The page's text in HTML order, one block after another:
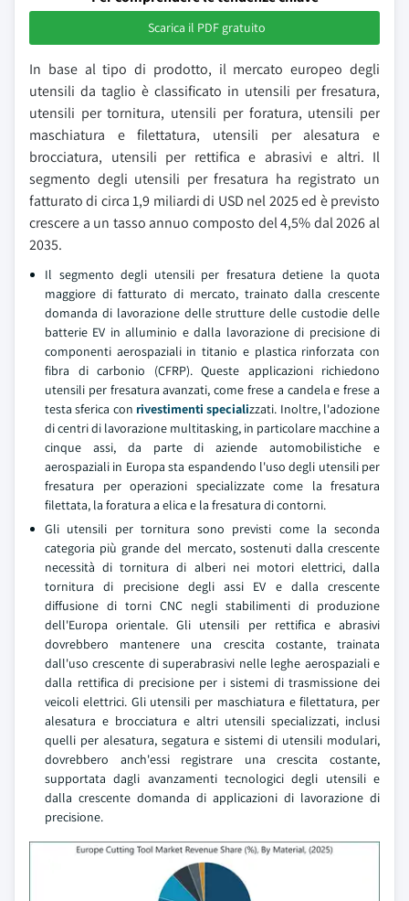
Scarica il PDF gratuito
In base al tipo di prodotto, il mercato europeo degli
utensili da taglio è classificato in utensili per fresatura,
utensili per tornitura, utensili per foratura, utensili per
maschiatura e filettatura, utensili per alesatura e
brocciatura, utensili per rettifica e abrasivi e altri. Il
segmento degli utensili per fresatura ha registrato un
fatturato di circa 1,9 miliardi di USD nel 2025 ed è previsto
crescere a un tasso annuo composto del 4,5% dal 2026 al
2035.
Il segmento degli utensili per fresatura detiene la quota
maggiore di fatturato di mercato, trainato dalla crescente
domanda di lavorazione delle strutture delle custodie delle
batterie EV in alluminio e dalla lavorazione di precisione di
componenti aerospaziali in titanio e plastica rinforzata con
fibra di carbonio (CFRP). Queste applicazioni richiedono
utensili per fresatura avanzati, come frese a candela e frese a
testa sferica con rivestimenti specializzati. Inoltre, l'adozione
di centri di lavorazione multitasking, in particolare macchine a
cinque assi, da parte di aziende automobilistiche e
aerospaziali in Europa sta espandendo l'uso degli utensili per
fresatura per operazioni specializzate come la fresatura
filettata, la foratura a elica e la fresatura di contorni.
Gli utensili per tornitura sono previsti come la seconda
categoria più grande del mercato, sostenuti dalla crescente
necessità di tornitura di alberi nei motori elettrici, dalla
tornitura di precisione degli assi EV e dalla crescente
diffusione di torni CNC negli stabilimenti di produzione
dell'Europa orientale. Gli utensili per rettifica e abrasivi
dovrebbero mantenere una crescita costante, trainata
dall'uso crescente di superabrasivi nelle leghe aerospaziali e
dalla rettifica di precisione per i sistemi di trasmissione dei
veicoli elettrici. Gli utensili per maschiatura e filettatura, per
alesatura e brocciatura e altri utensili specializzati, inclusi
quelli per alesatura, segatura e sistemi di utensili modulari,
dovrebbero anch'essi registrare una crescita costante,
supportata dagli avanzamenti tecnologici degli utensili e
dalla crescente domanda di applicazioni di lavorazione di
precisione.